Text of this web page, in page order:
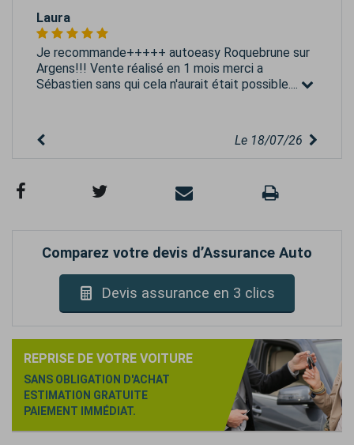
Laura
Je recommande+++++ autoeasy Roquebrune sur
Argens!!! Vente réalisé en 1 mois merci a
Sébastien sans qui cela n'aurait était possible....
Le 18/07/26
Comparez votre devis d’Assurance Auto
Devis assurance en 3 clics
REPRISE DE VOTRE VOITURE
SANS OBLIGATION D'ACHAT
ESTIMATION GRATUITE
PAIEMENT IMMÉDIAT.